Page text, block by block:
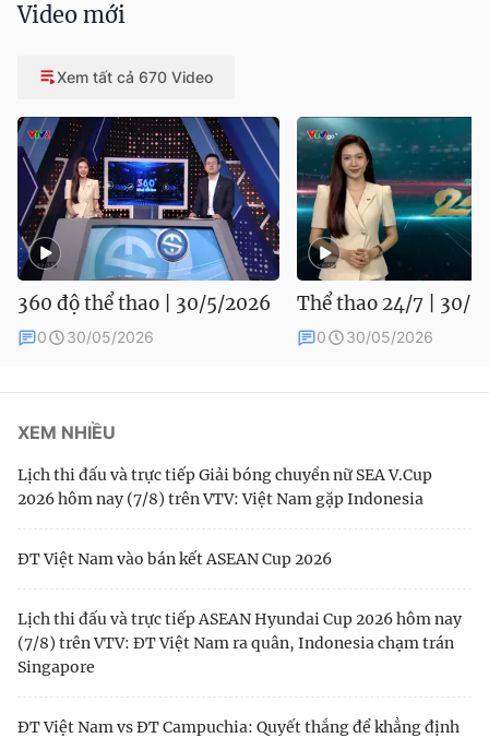
Video mới
Xem tất cả 670 Video
360 độ thể thao | 30/5/2026
0 30/05/2026
Thể thao 24/7 | 30/
0 30/05/2026
XEM NHIỀU
Lịch thi đấu và trực tiếp Giải bóng chuyền nữ SEA V.Cup
2026 hôm nay (7/8) trên VTV: Việt Nam gặp Indonesia
ĐT Việt Nam vào bán kết ASEAN Cup 2026
Lịch thi đấu và trực tiếp ASEAN Hyundai Cup 2026 hôm nay
(7/8) trên VTV: ĐT Việt Nam ra quân, Indonesia chạm trán
Singapore
ĐT Việt Nam vs ĐT Campuchia: Quyết thắng để khẳng định